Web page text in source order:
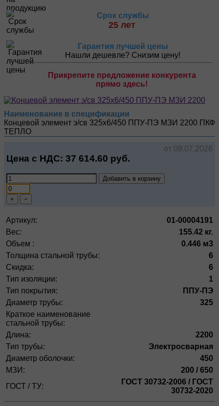
Срок службы
25 лет
Гарантия лучшей цены
Нашли дешевле? Снизим цену!
Прикрепите предложение конкурента
прямо здесь!
Наименование в спецификации
Концевой элемент э/св 325х6/450 ППУ-ПЭ МЗИ 2200 ПКФ
ТЕПЛО
от 09.07.2026
Цена с НДС: 37 614.60 руб.
Добавить в корзину
+ −
Артикул:
01-00004191
Вес:
155.42 кг.
Объем :
0.446 м3
Толщина стальной трубы:
6
Скидка:
6
Тип изоляции:
1
Тип покрытия:
ППУ-ПЭ
Диаметр трубы:
325
Краткое наименование
стальной трубы:
Длина:
2200
Тип трубы:
Электросварная
Диаметр оболочки:
450
МЗИ:
200 / 650
ГОСТ / ТУ:
ГОСТ 30732-2006 / ГОСТ
30732-2020